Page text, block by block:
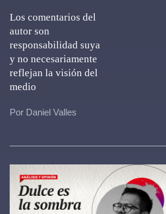
Los comentarios del
autor son
responsabilidad suya
y no necesariamente
reflejan la visión del
medio
Por Daniel Valles